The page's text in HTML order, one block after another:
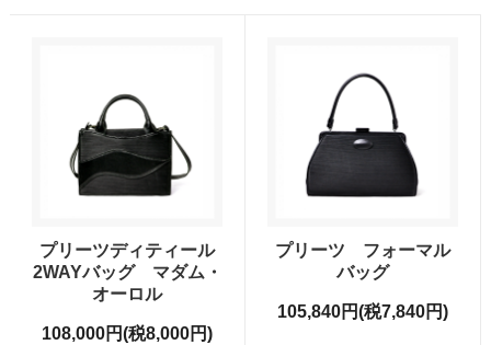
プリーツディティール
2WAYバッグ マダム・
オーロル
108,000円(税8,000円)
プリーツ フォーマル
バッグ
105,840円(税7,840円)